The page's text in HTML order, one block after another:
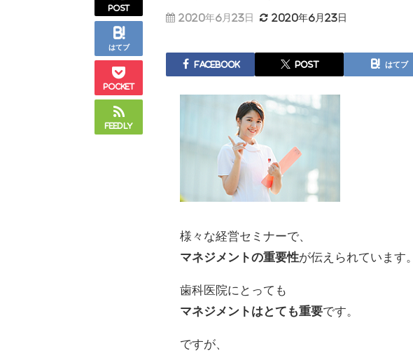
post
はてブ
Pocket
Feedly
2020年6月23日 2020年6月23日
Facebook post はてブ
様々な経営セミナーで、
マネジメントの重要性が伝えられています。
歯科医院にとっても
マネジメントはとても重要です。
ですが、